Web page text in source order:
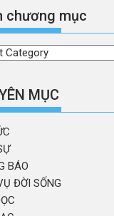
chương mục
MỤC
BÁO
ĐỜI SỐNG